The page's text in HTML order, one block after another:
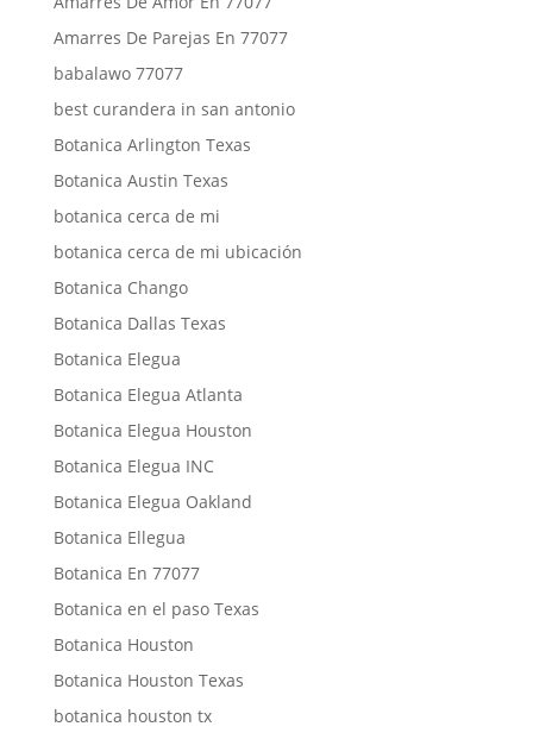
Amarres De Parejas En 77077
babalawo 77077
best curandera in san antonio
Botanica Arlington Texas
Botanica Austin Texas
botanica cerca de mi
botanica cerca de mi ubicación
Botanica Chango
Botanica Dallas Texas
Botanica Elegua
Botanica Elegua Atlanta
Botanica Elegua Houston
Botanica Elegua INC
Botanica Elegua Oakland
Botanica Ellegua
Botanica En 77077
Botanica en el paso Texas
Botanica Houston
Botanica Houston Texas
botanica houston tx